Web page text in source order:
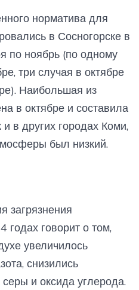
норматива для
в Сосногорске в
по ноябрь (по одному
три случая в октябре
Наибольшая из
в октябре и составила
в других городах Коми,
был низкий.
загрязнения
говорит о том,
увеличилось
снизились
и оксида углерода.